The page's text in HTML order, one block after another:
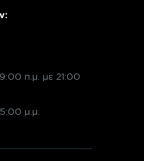
π.μ. με 21:00
μ.μ.